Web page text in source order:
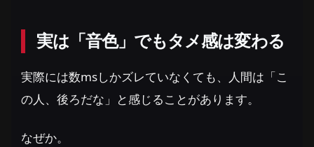
実は「音色」でもタメ感は変わる
実際には数msしかズレていなくても、人間は「こ
の人、後ろだな」と感じることがあります。
なぜか。